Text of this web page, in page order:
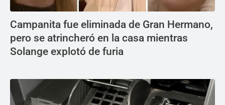
Campanita fue eliminada de Gran Hermano,
pero se atrincheró en la casa mientras
Solange explotó de furia